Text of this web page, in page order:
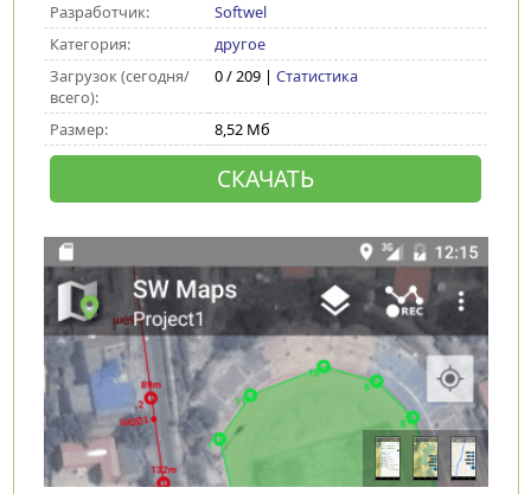
Разработчик:
Softwel
Категория:
другое
Загрузок (сегодня/
всего):
0 / 209 | Статистика
Размер: 8,52 Мб
СКАЧАТЬ